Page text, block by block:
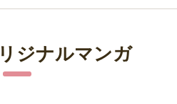
ジナルマンガ